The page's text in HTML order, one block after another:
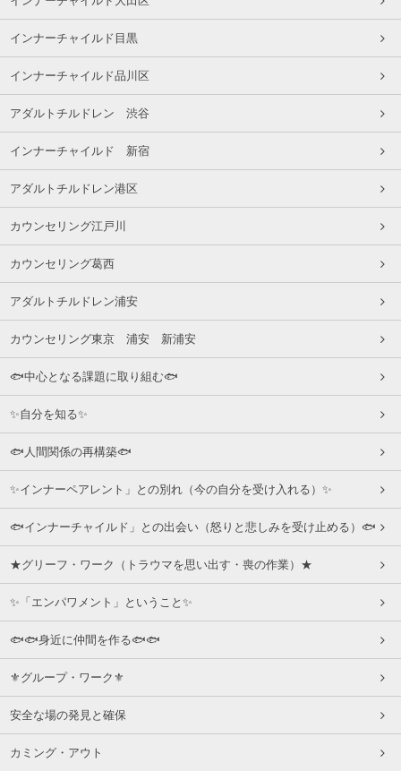
インナーチャイルド目黒
インナーチャイルド品川区
アダルトチルドレン 渋谷
インナーチャイルド 新宿
アダルトチルドレン港区
カウンセリング江戸川
カウンセリング葛西
アダルトチルドレン浦安
カウンセリング東京 浦安 新浦安
🐟中心となる課題に取り組む🐟
✨自分を知る✨
🐟人間関係の再構築🐟
✨インナーペアレント」との別れ（今の自分を受け入れる）✨
🐟インナーチャイルド」との出会い（怒りと悲しみを受け止める）🐟
★グリーフ・ワーク（トラウマを思い出す・喪の作業）★
✨「エンパワメント」ということ✨
🐟🐟身近に仲間を作る🐟🐟
⚜グループ・ワーク⚜
安全な場の発見と確保
カミング・アウト